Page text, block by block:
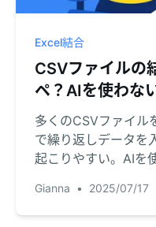
Excel結合
CSVファイルの
ペ？AIを使わな
業！
多くのCSVファイル
で繰り返しデータを
起こりやすい。AIを
Gianna • 2025/07/17